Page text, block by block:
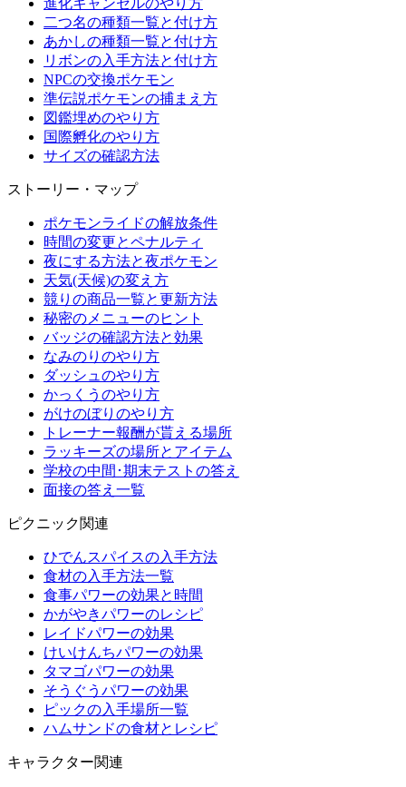
進化キャンセルのやり方
二つ名の種類一覧と付け方
あかしの種類一覧と付け方
リボンの入手方法と付け方
NPCの交換ポケモン
準伝説ポケモンの捕まえ方
図鑑埋めのやり方
国際孵化のやり方
サイズの確認方法
ストーリー・マップ
ポケモンライドの解放条件
時間の変更とペナルティ
夜にする方法と夜ポケモン
天気(天候)の変え方
競りの商品一覧と更新方法
秘密のメニューのヒント
バッジの確認方法と効果
なみのりのやり方
ダッシュのやり方
かっくうのやり方
がけのぼりのやり方
トレーナー報酬が貰える場所
ラッキーズの場所とアイテム
学校の中間･期末テストの答え
面接の答え一覧
ピクニック関連
ひでんスパイスの入手方法
食材の入手方法一覧
食事パワーの効果と時間
かがやきパワーのレシピ
レイドパワーの効果
けいけんちパワーの効果
タマゴパワーの効果
そうぐうパワーの効果
ピックの入手場所一覧
ハムサンドの食材とレシピ
キャラクター関連